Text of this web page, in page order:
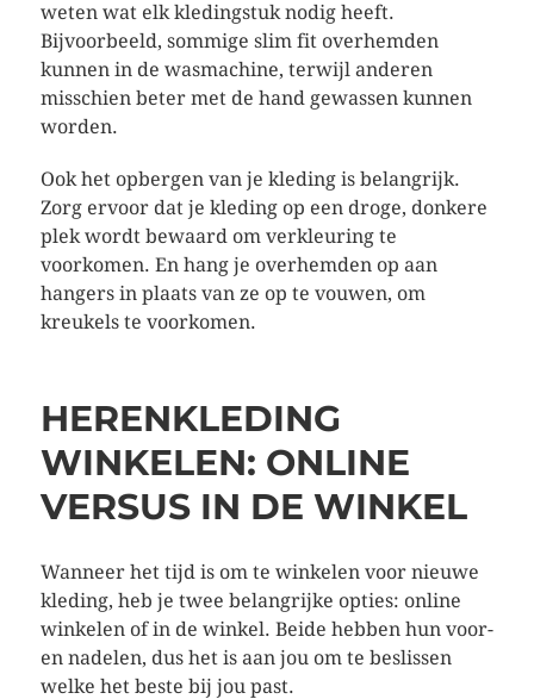
weten wat elk kledingstuk nodig heeft.
Bijvoorbeeld, sommige slim fit overhemden
kunnen in de wasmachine, terwijl anderen
misschien beter met de hand gewassen kunnen
worden.
Ook het opbergen van je kleding is belangrijk.
Zorg ervoor dat je kleding op een droge, donkere
plek wordt bewaard om verkleuring te
voorkomen. En hang je overhemden op aan
hangers in plaats van ze op te vouwen, om
kreukels te voorkomen.
HERENKLEDING
WINKELEN: ONLINE
VERSUS IN DE WINKEL
Wanneer het tijd is om te winkelen voor nieuwe
kleding, heb je twee belangrijke opties: online
winkelen of in de winkel. Beide hebben hun voor-
en nadelen, dus het is aan jou om te beslissen
welke het beste bij jou past.